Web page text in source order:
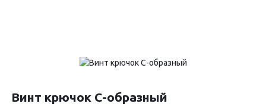
Винт крючок C-образный